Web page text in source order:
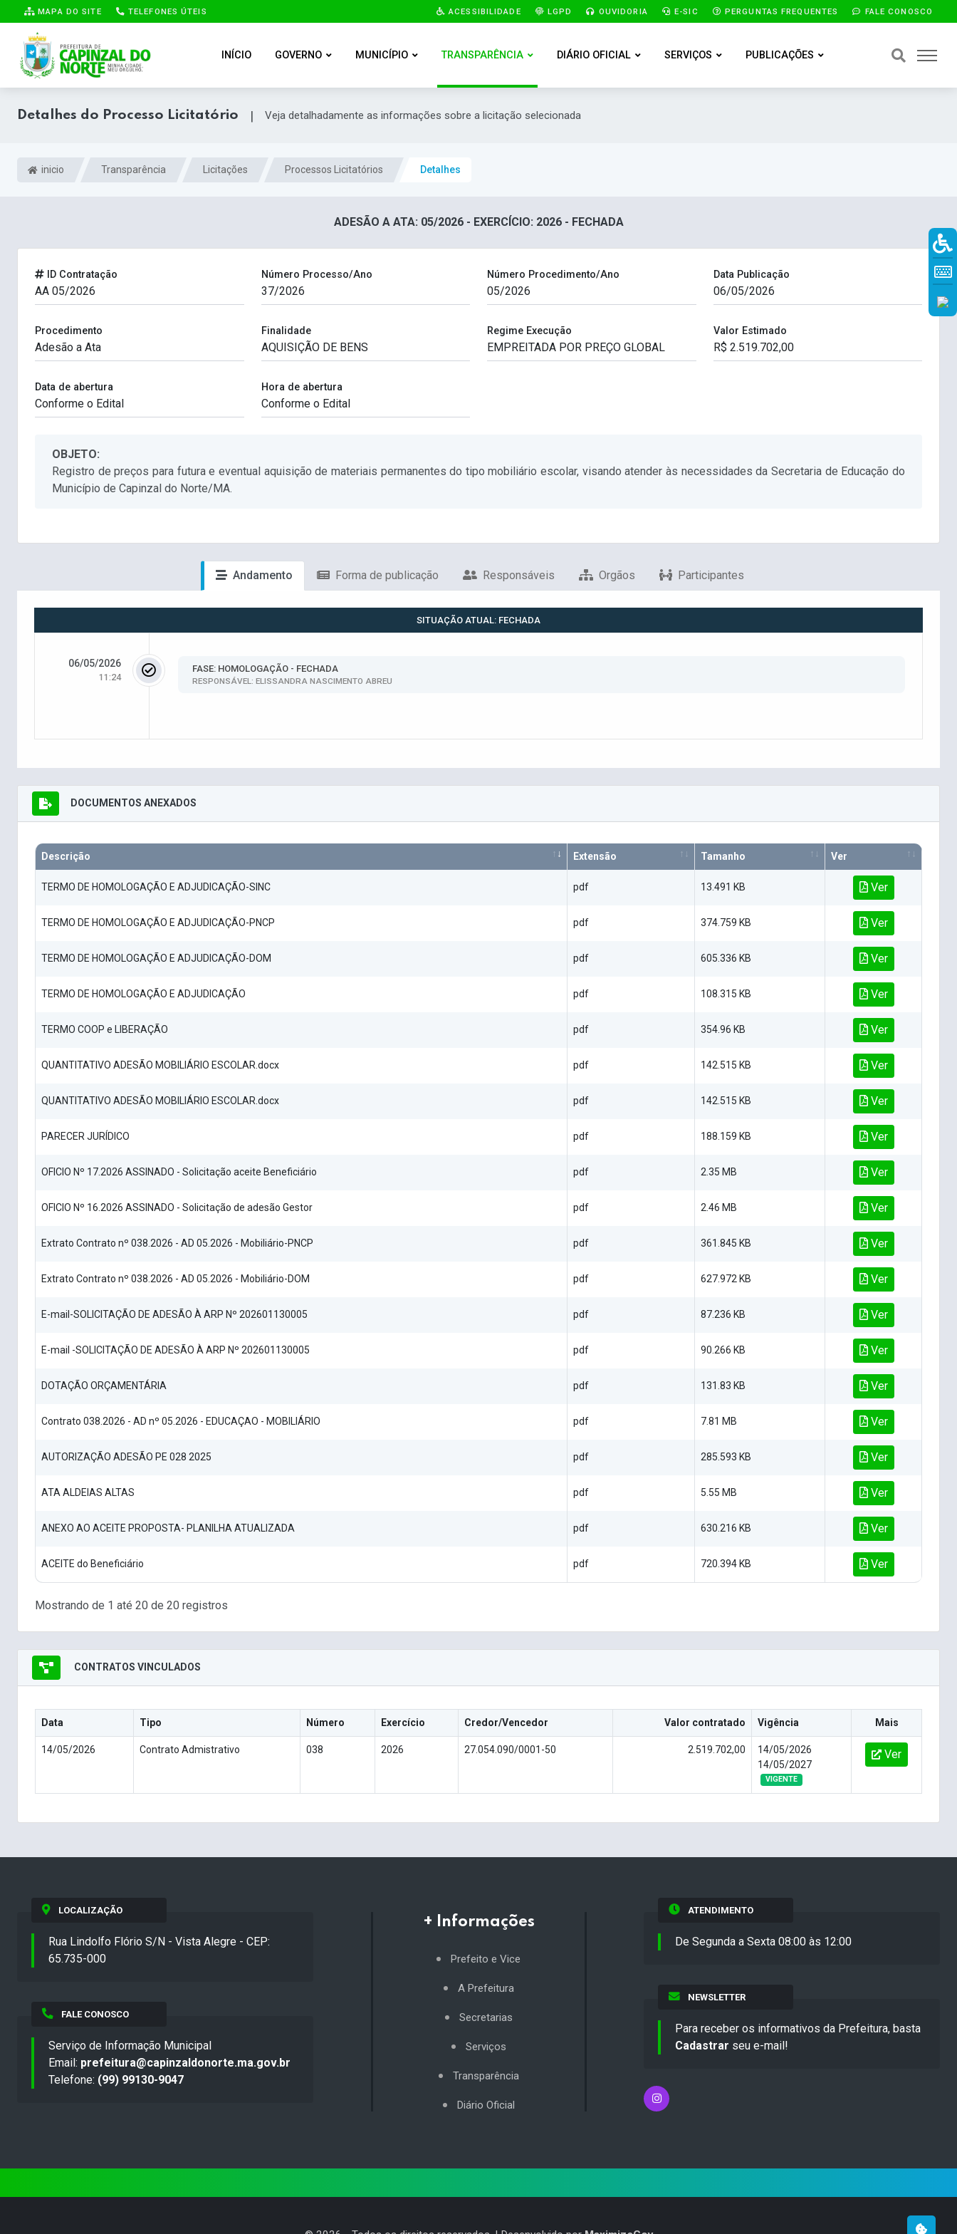
MAPA DO SITE TELEFONES ÚTEIS ACESSIBILIDADE LGPD OUVIDORIA E-SIC PERGUNTAS FREQUENTES FALE CONOSCO
INÍCIO GOVERNO MUNICÍPIO TRANSPARÊNCIA DIÁRIO OFICIAL SERVIÇOS PUBLICAÇÕES
Detalhes do Processo Licitatório | Veja detalhadamente as informações sobre a licitação selecionada
inicio Transparência Licitações Processos Licitatórios Detalhes
ADESÃO A ATA: 05/2026 - EXERCÍCIO: 2026 - FECHADA
ID Contratação Número Processo/Ano Número Procedimento/Ano Data Publicação
Procedimento Finalidade Regime Execução Valor Estimado
Data de abertura Hora de abertura
OBJETO:
Registro de preços para futura e eventual aquisição de materiais permanentes do tipo mobiliário escolar, visando atender às necessidades da Secretaria de Educação do
Município de Capinzal do Norte/MA.
Andamento Forma de publicação Responsáveis Orgãos Participantes
SITUAÇÃO ATUAL: FECHADA
06/05/2026
11:24
FASE: HOMOLOGAÇÃO - FECHADA
RESPONSÁVEL: ELISSANDRA NASCIMENTO ABREU
DOCUMENTOS ANEXADOS
Descrição Extensão Tamanho Ver
TERMO DE HOMOLOGAÇÃO E ADJUDICAÇÃO-SINC pdf 13.491 KB Ver
TERMO DE HOMOLOGAÇÃO E ADJUDICAÇÃO-PNCP pdf 374.759 KB Ver
TERMO DE HOMOLOGAÇÃO E ADJUDICAÇÃO-DOM pdf 605.336 KB Ver
TERMO DE HOMOLOGAÇÃO E ADJUDICAÇÃO pdf 108.315 KB Ver
TERMO COOP e LIBERAÇÃO pdf 354.96 KB Ver
QUANTITATIVO ADESÃO MOBILIÁRIO ESCOLAR.docx pdf 142.515 KB Ver
QUANTITATIVO ADESÃO MOBILIÁRIO ESCOLAR.docx pdf 142.515 KB Ver
PARECER JURÍDICO pdf 188.159 KB Ver
OFICIO Nº 17.2026 ASSINADO - Solicitação aceite Beneficiário pdf 2.35 MB Ver
OFICIO Nº 16.2026 ASSINADO - Solicitação de adesão Gestor pdf 2.46 MB Ver
Extrato Contrato nº 038.2026 - AD 05.2026 - Mobiliário-PNCP pdf 361.845 KB Ver
Extrato Contrato nº 038.2026 - AD 05.2026 - Mobiliário-DOM pdf 627.972 KB Ver
E-mail-SOLICITAÇÃO DE ADESÃO À ARP Nº 202601130005 pdf 87.236 KB Ver
E-mail -SOLICITAÇÃO DE ADESÃO À ARP Nº 202601130005 pdf 90.266 KB Ver
DOTAÇÃO ORÇAMENTÁRIA pdf 131.83 KB Ver
Contrato 038.2026 - AD nº 05.2026 - EDUCAÇAO - MOBILIÁRIO pdf 7.81 MB Ver
AUTORIZAÇÃO ADESÃO PE 028 2025 pdf 285.593 KB Ver
ATA ALDEIAS ALTAS pdf 5.55 MB Ver
ANEXO AO ACEITE PROPOSTA- PLANILHA ATUALIZADA pdf 630.216 KB Ver
ACEITE do Beneficiário pdf 720.394 KB Ver
Mostrando de 1 até 20 de 20 registros
CONTRATOS VINCULADOS
Data Tipo Número Exercício Credor/Vencedor Valor contratado Vigência Mais
14/05/2026 Contrato Admistrativo 038 2026 27.054.090/0001-50 2.519.702,00
14/05/2026
14/05/2027
VIGENTE
Ver
LOCALIZAÇÃO
Rua Lindolfo Flório S/N - Vista Alegre - CEP:
65.735-000
FALE CONOSCO
Serviço de Informação Municipal
Email: prefeitura@capinzaldonorte.ma.gov.br
Telefone: (99) 99130-9047
+ Informações
Prefeito e Vice
A Prefeitura
Secretarias
Serviços
Transparência
Diário Oficial
ATENDIMENTO
De Segunda a Sexta 08:00 às 12:00
NEWSLETTER
Para receber os informativos da Prefeitura, basta
Cadastrar seu e-mail!